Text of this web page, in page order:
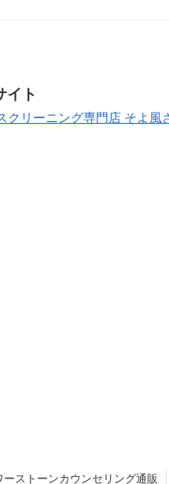
イト
クリーニング専門店 そよ風
ーストーンカウンセリング通販